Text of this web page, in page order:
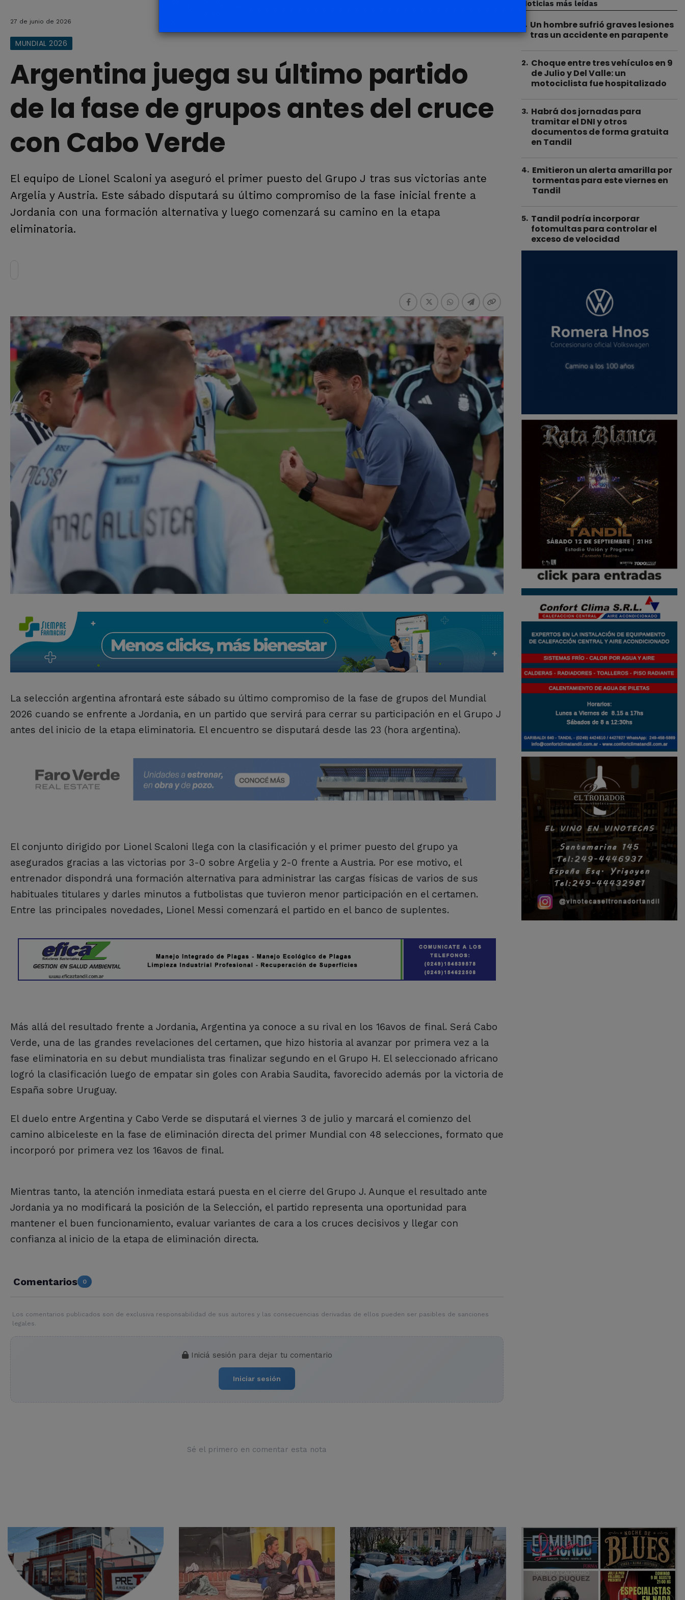
27 de junio de 2026
MUNDIAL 2026
Argentina juega su último partido
de la fase de grupos antes del cruce
con Cabo Verde
El equipo de Lionel Scaloni ya aseguró el primer puesto del Grupo J tras sus victorias ante
Argelia y Austria. Este sábado disputará su último compromiso de la fase inicial frente a
Jordania con una formación alternativa y luego comenzará su camino en la etapa
eliminatoria.
La selección argentina afrontará este sábado su último compromiso de la fase de grupos del Mundial
2026 cuando se enfrente a Jordania, en un partido que servirá para cerrar su participación en el Grupo J
antes del inicio de la etapa eliminatoria. El encuentro se disputará desde las 23 (hora argentina).
El conjunto dirigido por Lionel Scaloni llega con la clasificación y el primer puesto del grupo ya
asegurados gracias a las victorias por 3-0 sobre Argelia y 2-0 frente a Austria. Por ese motivo, el
entrenador dispondrá una formación alternativa para administrar las cargas físicas de varios de sus
habituales titulares y darles minutos a futbolistas que tuvieron menor participación en el certamen.
Entre las principales novedades, Lionel Messi comenzará el partido en el banco de suplentes.
Más allá del resultado frente a Jordania, Argentina ya conoce a su rival en los 16avos de final. Será Cabo
Verde, una de las grandes revelaciones del certamen, que hizo historia al avanzar por primera vez a la
fase eliminatoria en su debut mundialista tras finalizar segundo en el Grupo H. El seleccionado africano
logró la clasificación luego de empatar sin goles con Arabia Saudita, favorecido además por la victoria de
España sobre Uruguay.
El duelo entre Argentina y Cabo Verde se disputará el viernes 3 de julio y marcará el comienzo del
camino albiceleste en la fase de eliminación directa del primer Mundial con 48 selecciones, formato que
incorporó por primera vez los 16avos de final.
Mientras tanto, la atención inmediata estará puesta en el cierre del Grupo J. Aunque el resultado ante
Jordania ya no modificará la posición de la Selección, el partido representa una oportunidad para
mantener el buen funcionamiento, evaluar variantes de cara a los cruces decisivos y llegar con
confianza al inicio de la etapa de eliminación directa.
Comentarios 0
Los comentarios publicados son de exclusiva responsabilidad de sus autores y las consecuencias derivadas de ellos pueden ser pasibles de sanciones
legales.
Iniciá sesión para dejar tu comentario
Iniciar sesión
Sé el primero en comentar esta nota
Noticias más leídas
. Un hombre sufrió graves lesiones
tras un accidente en parapente
2. Choque entre tres vehículos en 9
de Julio y Del Valle: un
motociclista fue hospitalizado
3. Habrá dos jornadas para
tramitar el DNI y otros
documentos de forma gratuita
en Tandil
4. Emitieron un alerta amarilla por
tormentas para este viernes en
Tandil
5. Tandil podría incorporar
fotomultas para controlar el
exceso de velocidad